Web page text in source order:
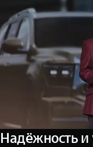
Надёжность и